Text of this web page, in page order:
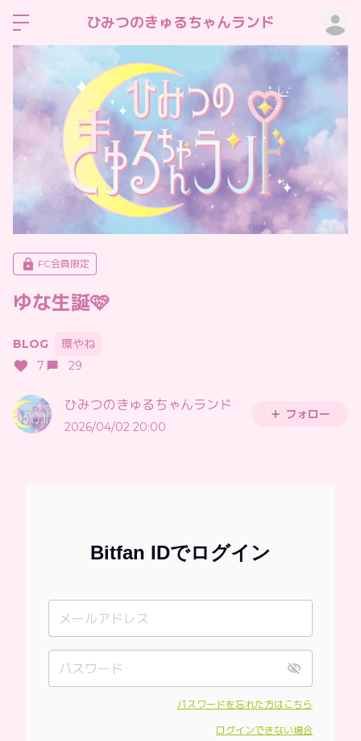
ひみつのきゅるちゃんランド
FC会員限定
ゆな生誕🩷
BLOG
環やね
7
29
ひみつのきゅるちゃんランド
2026/04/02 20:00
フォロー
Bitfan IDでログイン
パスワードを忘れた方はこちら
ログインできない場合